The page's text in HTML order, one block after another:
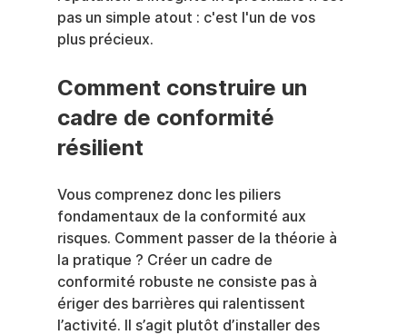
pas un simple atout : c'est l'un de vos
plus précieux.
Comment construire un
cadre de conformité
résilient
Vous comprenez donc les piliers
fondamentaux de la conformité aux
risques. Comment passer de la théorie à
la pratique ? Créer un cadre de
conformité robuste ne consiste pas à
ériger des barrières qui ralentissent
l’activité. Il s’agit plutôt d’installer des